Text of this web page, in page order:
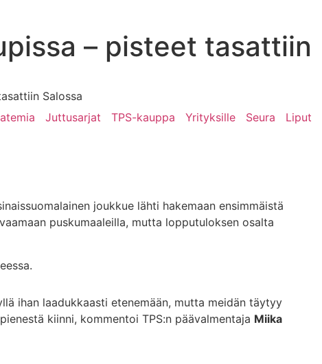
Juttusarjat TPS-kauppa Yrityksille Seura Liput
– pisteet tasattiin
Salossa
joukkue lähti hakemaan ensimmäistä
puskumaaleilla, mutta lopputuloksen osalta
ihan laadukkaasti etenemään, mutta meidän täytyy
kiinni, kommentoi TPS:n päävalmentaja Miika